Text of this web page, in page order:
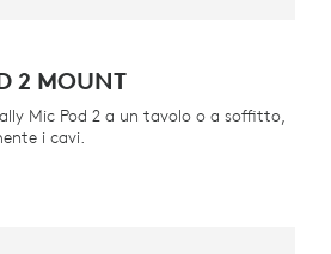
2 MOUNT
Mic Pod 2 a un tavolo o a soffitto,
i cavi.